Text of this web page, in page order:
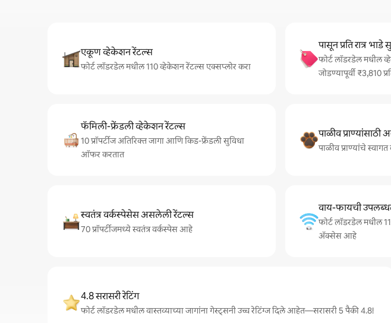
एकूण व्हेकेशन रेंटल्स
फोर्ट लॉडरडेल मधील 110 व्हेकेशन रेंटल्स एक्सप्लोर करा
पासून प्रति रात्र भाडे
फोर्ट लॉडरडेल
जोडण्यापूर्वी ₹3,810
फॅमिली-फ्रेंडली व्हेकेशन रेंटल्स
10 प्रॉपर्टीज अतिरिक्त जागा आणि किड-फ्रेंडली सुविधा
ऑफर करतात
पाळीव
पाळीव प्राण्यांचे
स्वतंत्र वर्कस्पेसेस असलेली रेंटल्स
70 प्रॉपर्टीजमध्ये स्वतंत्र वर्कस्पेस आहे
वाय-फायची
फोर्ट लॉडरडेल मधील
अ‍ॅक्सेस आहे
4.8 सरासरी रेटिंग
फोर्ट लॉडरडेल मधील वास्तव्याच्या जागांना गेस्ट्सनी उच्च रेटिंग्ज दिले आहेत—सरासरी 5 पैकी 4.8!